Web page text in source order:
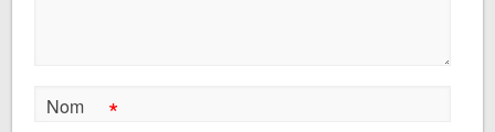
Nom *